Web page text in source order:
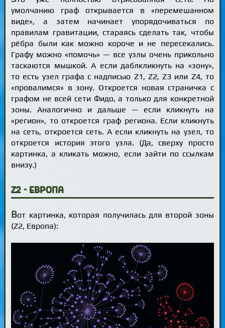
умолчанию граф открывается в «перемешанном
виде», а затем начинает упорядочиваться по
правилам гравитации, стараясь сделать так, чтобы
рёбра были как можно короче и не пересекались.
Графу можно «помочь» — все узлы очень прикольно
таскаются мышкой. А если даблкликнуть на «зону»,
то есть узел графа с надписью Z1, Z2, Z3 или Z4, то
«провалимся» в зону. Откроется новая страничка с
графом не всей сети Фидо, а только для конкретной
зоны. Аналогично и дальше — если кликнуть на
«регион», то откроется граф региона. Если кликнуть
на сеть, откроется сеть. А если кликнуть на узел, то
откроется история этого узла. (Да, сверху просто
картинка, а кликать можно, если зайти по ссылкам
внизу.)
Z2 - Европа
Вот картинка, которая получилась для второй зоны
(Z2, Европа):